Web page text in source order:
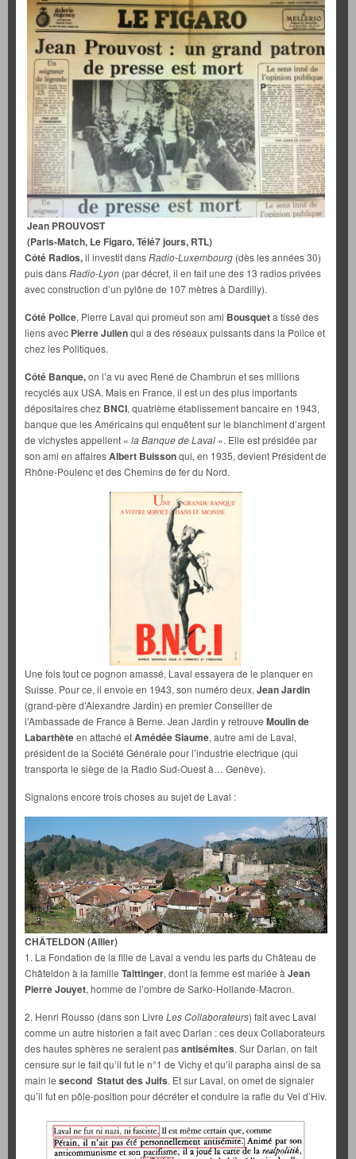
Jean PROUVOST
(Paris-Match, Le Figaro, Télé7 jours, RTL)
Côté Radios,il investit dansRadio-Luxembourg (dès les années 30)
puis dansRadio-Lyon (par décret, il en fait une des 13 radios privées
avec construction d’un pylône de 107 mètres à Dardilly).
Côté Police, Pierre Laval qui promeut son ami Bousqueta tissé des
liens avec Pierre Julienqui a des réseaux puissants dans la Police et
chez les Politiques.
Côté Banque,on l’a vu avec René de Chambrun et ses millions
recyclés aux USA. Mais en France, il est un des plus importants
dépositaires chez BNCI, quatrième établissement bancaire en 1943,
banque que les Américains qui enquêtent sur le blanchiment d’argent
de vichystes appellent « la Banque de Laval ». Elle est présidée par
son ami en affairesAlbert Buissonqui, en 1935, devient Président de
Rhône-Poulenc et des Chemins de fer du Nord.
Une fois tout ce pognon amassé, Laval essayera de le planquer en
Suisse. Pour ce, il envoie en 1943, son numéro deux, Jean Jardin
(grand-père d’Alexandre Jardin) en premier Conseiller de
l’Ambassade de France à Berne. Jean Jardin y retrouve Moulin de
Labarthèteen attaché etAmédée Siaume, autre ami de Laval,
président de la Société Générale pour l’industrie electrique (qui
transporta le siège de la Radio Sud-Ouest à… Genève).
Signalons encore trois choses au sujet de Laval :
CHÂTELDON (Allier)
1. La Fondation de la fille de Laval a vendu les parts du Château de
Châteldon à la famille Taittinger, dont la femme est mariée à Jean
Pierre Jouyet, homme de l’ombre de Sarko-Hollande-Macron.
2. Henri Rousso (dans son Livre Les Collaborateurs) fait avec Laval
comme un autre historien a fait avec Darlan : ces deux Collaborateurs
des hautes sphères ne seraient pasantisémites. Sur Darlan, on fait
censure sur le fait qu’il fut le n°1 de Vichy et qu’il parapha ainsi de sa
main le second Statut des Juifs. Et sur Laval, on omet de signaler
qu’il fut en pôle-position pour décréter et conduire la rafle du Vel d’Hiv.